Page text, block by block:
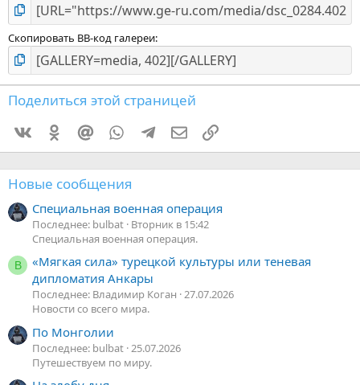
Скопировать BB-код галереи
Поделиться этой страницей
VkontakteOdnoklassniki
Mail.ruWhatsAppTelegramЭлектронная почта
Ссылка
Новые сообщения
Специальная военная операция
Последнее: bulbat Вторник в 15:42
Специальная военная операция.
В
«Мягкая сила» турецкой культуры или теневая
дипломатия Анкары
Последнее: Владимир Коган 27.07.2026
Новости со всего мира.
По Монголии
Последнее: bulbat 25.07.2026
Путешествуем по миру.